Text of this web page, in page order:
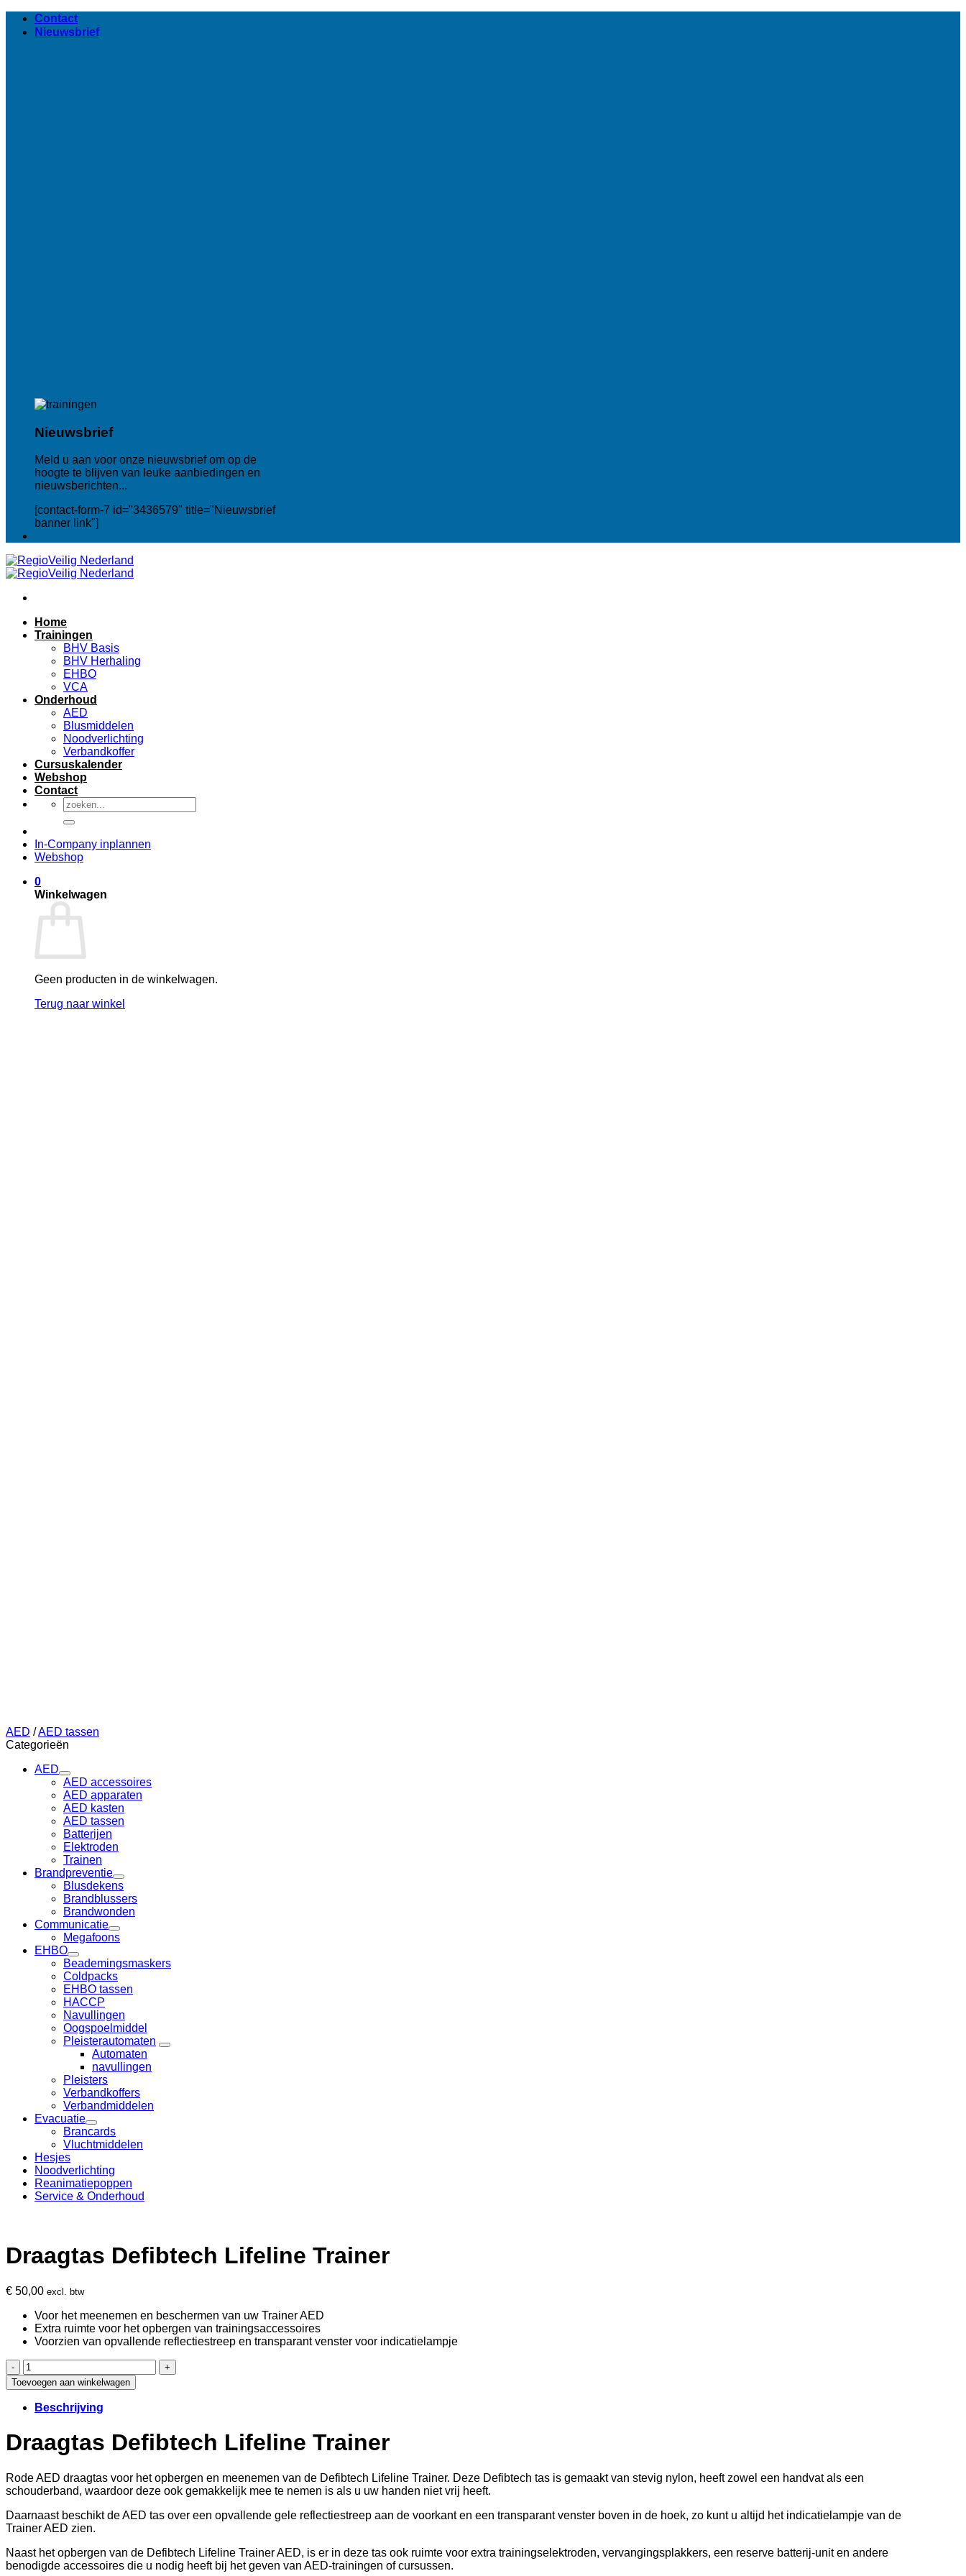
naar
Contact
Nieuwsbrief
Nieuwsbrief
Meld u aan voor onze nieuwsbrief om op de
hoogte te blijven van leuke aanbiedingen en
nieuwsberichten...
[contact-form-7 id="3436579" title="Nieuwsbrief
banner link"]
Home
Trainingen
BHV Basis
BHV Herhaling
EHBO
VCA
Onderhoud
AED
Blusmiddelen
Noodverlichting
Verbandkoffer
Cursuskalender
Webshop
Contact
Zoeken
naar:
In-Company inplannen
Webshop
0
Winkelwagen
Geen producten in de winkelwagen.
Terug naar winkel
AED /AED tassen
Categorieën
AED
AED accessoires
AED apparaten
AED kasten
AED tassen
Batterijen
Elektroden
Trainen
Brandpreventie
Blusdekens
Brandblussers
Brandwonden
Communicatie
Megafoons
EHBO
Beademingsmaskers
Coldpacks
EHBO tassen
HACCP
Navullingen
Oogspoelmiddel
Pleisterautomaten
Automaten
navullingen
Pleisters
Verbandkoffers
Verbandmiddelen
Evacuatie
Brancards
Vluchtmiddelen
Hesjes
Noodverlichting
Reanimatiepoppen
Service & Onderhoud
Draagtas Defibtech Lifeline Trainer
€ 50,00 excl. btw
Voor het meenemen en beschermen van uw Trainer AED
Extra ruimte voor het opbergen van trainingsaccessoires
Voorzien van opvallende reflectiestreep en transparant venster voor indicatielampje
Draagtas
Defibtech
Lifeline
Trainer
aantal
Toevoegen aan winkelwagen
Beschrijving
Draagtas Defibtech Lifeline Trainer
Rode AED draagtas voor het opbergen en meenemen van de Defibtech Lifeline Trainer. Deze Defibtech tas is gemaakt van stevig nylon, heeft zowel een handvat als een
schouderband, waardoor deze ook gemakkelijk mee te nemen is als u uw handen niet vrij heeft.
Daarnaast beschikt de AED tas over een opvallende gele reflectiestreep aan de voorkant en een transparant venster boven in de hoek, zo kunt u altijd het indicatielampje van de
Trainer AED zien.
Naast het opbergen van de Defibtech Lifeline Trainer AED, is er in deze tas ook ruimte voor extra trainingselektroden, vervangingsplakkers, een reserve batterij-unit en andere
benodigde accessoires die u nodig heeft bij het geven van AED-trainingen of cursussen.